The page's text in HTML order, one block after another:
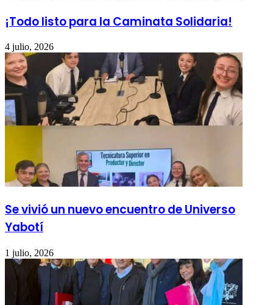
¡Todo listo para la Caminata Solidaria!
4 julio, 2026
Se vivió un nuevo encuentro de Universo
Yabotí
1 julio, 2026